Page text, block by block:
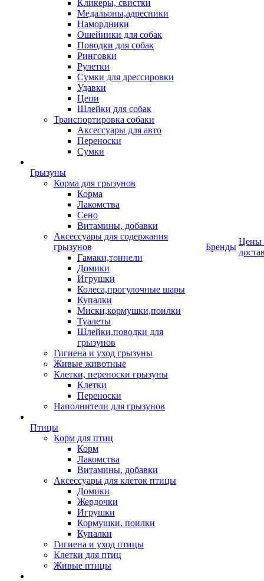
Кликеры, свистки
Медальоны,адресники
Намордники
Ошейники для собак
Поводки для собак
Ринговки
Рулетки
Сумки для дрессировки
Удавки
Цепи
Шлейки для собак
Транспортировка собаки
Аксессуары для авто
Переноски
Сумки
Грызуны
Корма для грызунов
Корма
Лакомства
Сено
Витамины, добавки
Аксессуары для содержания
грызунов
Гамаки,тоннели
Домики
Игрушки
Колеса,прогулочные шары
Купалки
Миски,кормушки,поилки
Туалеты
Шлейки,поводки для
грызунов
Гигиена и уход грызуны
Живые животные
Клетки, переноски грызуны
Клетки
Переноски
Наполнители для грызунов
Птицы
Корм для птиц
Корм
Лакомства
Витамины, добавки
Аксессуары для клеток птицы
Домики
Жердочки
Игрушки
Кормушки, поилки
Купалки
Гигиена и уход птицы
Клетки для птиц
Живые птицы
Бренды
Цены